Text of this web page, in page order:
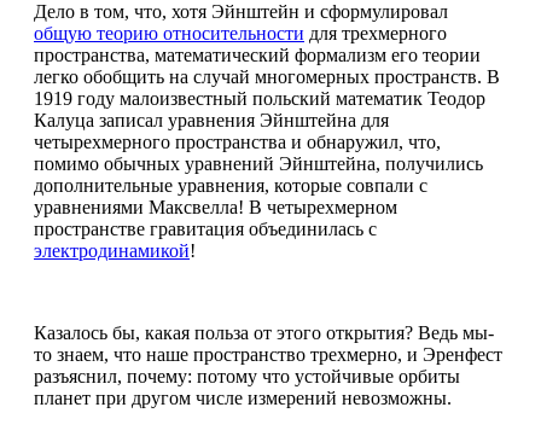
Дело в том, что, хотя Эйнштейн и сформулировал
общую теорию относительности для трехмерного
пространства, математический формализм его теории
легко обобщить на случай многомерных пространств. В
1919 году малоизвестный польский математик Теодор
Калуца записал уравнения Эйнштейна для
четырехмерного пространства и обнаружил, что,
помимо обычных уравнений Эйнштейна, получились
дополнительные уравнения, которые совпали с
уравнениями Максвелла! В четырехмерном
пространстве гравитация объединилась с
электродинамикой!
Казалось бы, какая польза от этого открытия? Ведь мы-
то знаем, что наше пространство трехмерно, и Эренфест
разъяснил, почему: потому что устойчивые орбиты
планет при другом числе измерений невозможны.